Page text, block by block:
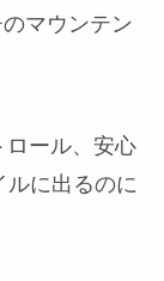
マウンテン
ロール、安心
ルに出るのに